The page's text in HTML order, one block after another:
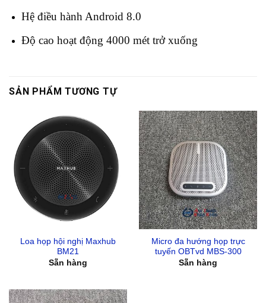
Hệ điều hành Android 8.0
Độ cao hoạt động 4000 mét trở xuống
SẢN PHẨM TƯƠNG TỰ
Loa họp hội nghị Maxhub
BM21
Sẵn hàng
Micro đa hướng họp trực
tuyến OBTvd MBS-300
Sẵn hàng